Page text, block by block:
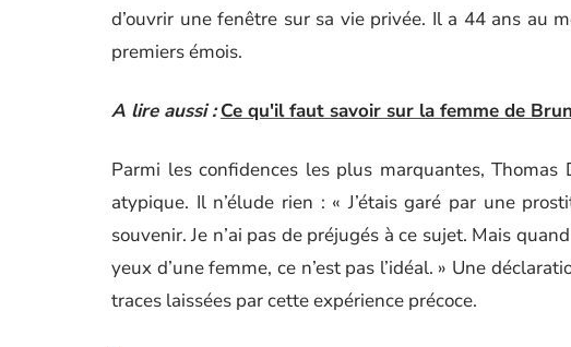
d’ouvrir une fenêtre sur sa vie privée. Il a 44 ans au
premiers émois.
A lire aussi : Ce qu'il faut savoir sur la femme de
Parmi les confidences les plus marquantes,
atypique. Il n’élude rien : « J’étais garé par une
souvenir. Je n’ai pas de préjugés à ce sujet. Mais
yeux d’une femme, ce n’est pas l’idéal. » Une
traces laissées par cette expérience précoce.